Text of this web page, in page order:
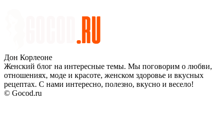
Дон Корлеоне
Женский блог на интересные темы. Мы поговорим о любви,
отношениях, моде и красоте, женском здоровье и вкусных
рецептах. С нами интересно, полезно, вкусно и весело!
© Gocod.ru